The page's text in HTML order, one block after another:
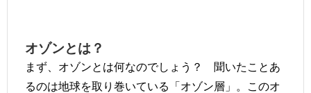
オゾンとは？
まず、オゾンとは何なのでしょう？ 聞いたことあ
るのは地球を取り巻いている「オゾン層」。このオ